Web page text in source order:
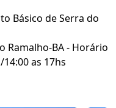
Básico de Serra do
Ramalho-BA - Horário
as 17hs